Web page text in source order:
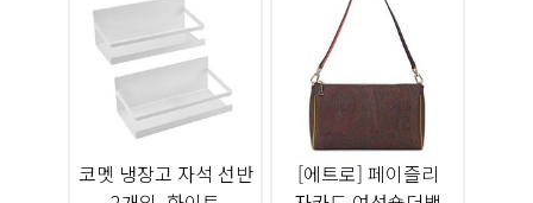
코멧 냉장고 자석 선반
[에트로] 페이즐리